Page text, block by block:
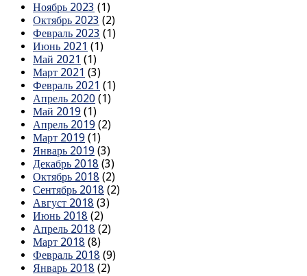
Ноябрь 2023 (1)
Октябрь 2023 (2)
Февраль 2023 (1)
Июнь 2021 (1)
Май 2021 (1)
Март 2021 (3)
Февраль 2021 (1)
Апрель 2020 (1)
Май 2019 (1)
Апрель 2019 (2)
Март 2019 (1)
Январь 2019 (3)
Декабрь 2018 (3)
Октябрь 2018 (2)
Сентябрь 2018 (2)
Август 2018 (3)
Июнь 2018 (2)
Апрель 2018 (2)
Март 2018 (8)
Февраль 2018 (9)
Январь 2018 (2)